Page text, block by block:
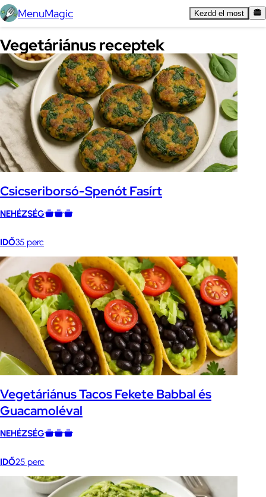
MenuMagic Kezdd el most
Vegetáriánus receptek
Csicseriborsó-Spenót Fasírt
NEHÉZSÉG
IDŐ35 perc
Vegetáriánus Tacos Fekete Babbal és
Guacamoléval
NEHÉZSÉG
IDŐ25 perc